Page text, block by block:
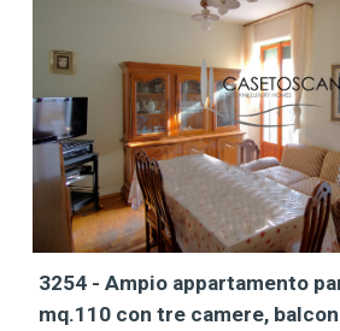
3254 - Ampio appartamento
mq.110 con tre camere,